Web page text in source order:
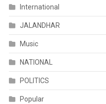
International
JALANDHAR
Music
NATIONAL
POLITICS
Popular